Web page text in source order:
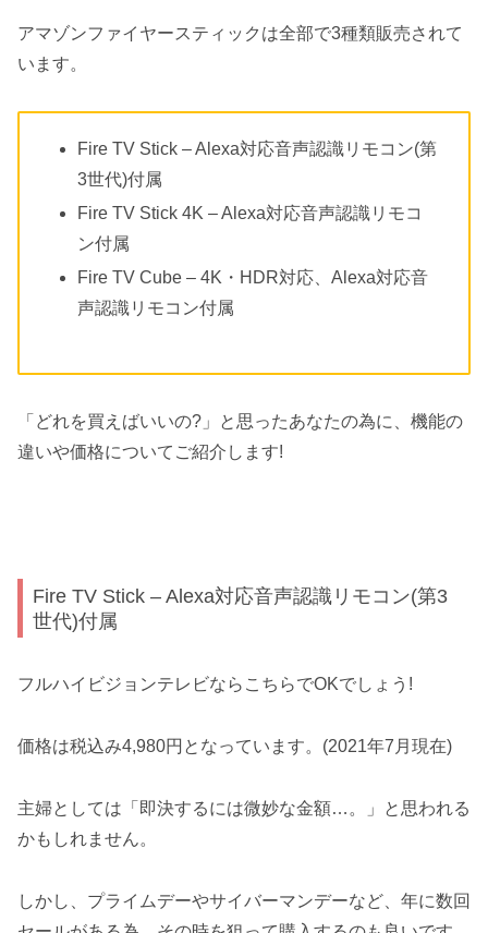
アマゾンファイヤースティックは全部で3種類販売されて
います。
Fire TV Stick – Alexa対応音声認識リモコン(第
3世代)付属
Fire TV Stick 4K – Alexa対応音声認識リモコ
ン付属
Fire TV Cube – 4K・HDR対応、Alexa対応音
声認識リモコン付属
「どれを買えばいいの?」と思ったあなたの為に、機能の
違いや価格についてご紹介します!
Fire TV Stick – Alexa対応音声認識リモコン(第3
世代)付属
フルハイビジョンテレビならこちらでOKでしょう!
価格は税込み4,980円となっています。(2021年7月現在)
主婦としては「即決するには微妙な金額…。」と思われる
かもしれません。
しかし、プライムデーやサイバーマンデーなど、年に数回